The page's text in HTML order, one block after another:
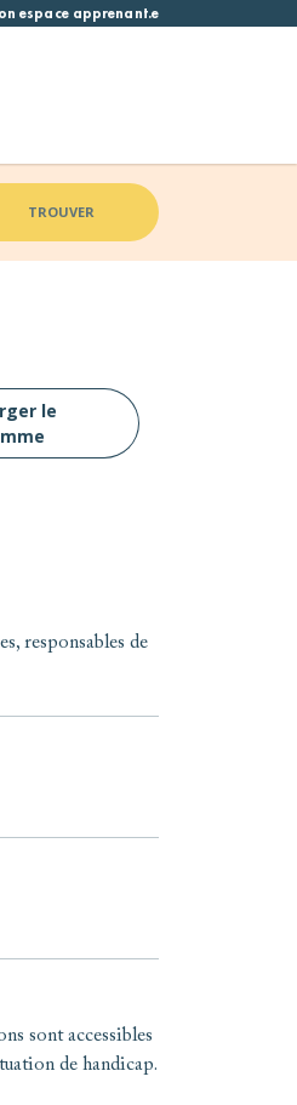
espace apprenant.e
TROUVER
le
responsables de
sont accessibles
de handicap.